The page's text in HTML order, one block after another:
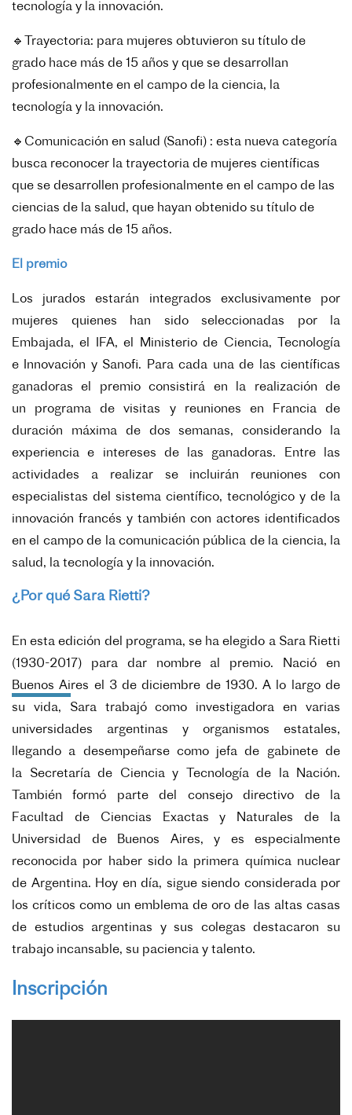
tecnología y la innovación.
🔹
Trayectoria: para mujeres obtuvieron su título de
grado hace más de 15 años y que se desarrollan
profesionalmente en el campo de la ciencia, la
tecnología y la innovación.
🔹Comunicación en salud (Sanofi) : esta nueva categoría
busca reconocer la trayectoria de mujeres científicas
que se desarrollen profesionalmente en el campo de las
ciencias de la salud, que hayan obtenido su título de
grado hace más de 15 años.
El premio
Los jurados estarán integrados exclusivamente por
mujeres quienes
han sido seleccionadas por la
Embajada, el IFA, el Ministerio de Ciencia, Tecnología
e
Innovación y Sanofi.
Para cada una de las científicas
ganadoras el premio consistirá en la realización de
un programa de visitas y reuniones en Francia de
duración máxima de dos semanas,considerando la
experiencia e intereses de las ganadoras. Entre las
actividades a realizar se incluirán reuniones con
especialistas del sistema científico, tecnológico y de
la
innovación francés y también con actores identificados
en el campo de la comunicación pública de la ciencia, la
salud, la tecnología y la innovación.
¿Por qué Sara Rietti?
En esta edición del programa, se ha elegido a Sara Rietti
(1930-2017) para dar nombre al premio. Nació en
Buenos Aires el 3 de diciembre de 1930. A lo largo de
su vida, Sara trabajó como investigadora en varias
universidades argentinas y organismos estatales,
llegando a desempeñarse como jefa de gabinete de
la Secretaría de Ciencia y Tecnología de la Nación.
También formó parte del consejodirectivo de la
Facultad de Ciencias Exactas y Naturales de la
Universidad de Buenos Aires, y es especialmente
reconocida por haber sido la primera química nuclear
de Argentina. Hoy en día, sigue siendo considerada por
los críticos como un emblema deoro de las altas casas
de estudios argentinas y sus colegas destacaron su
trabajo incansable, su paciencia y talento.
Inscripción